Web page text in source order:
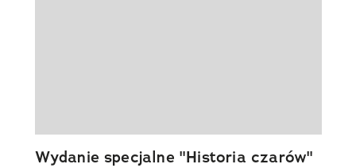
Wydanie specjalne "Historia czarów"